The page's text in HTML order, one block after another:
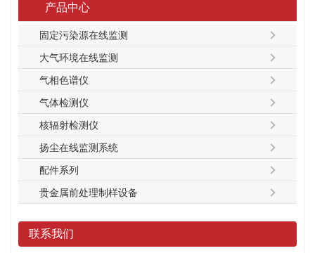
产品中心
固定污染源在线监测
大气环境在线监测
气相色谱仪
气体检测仪
核辐射检测仪
扬尘在线监测系统
配件系列
贵金属前处理制样设备
联系我们